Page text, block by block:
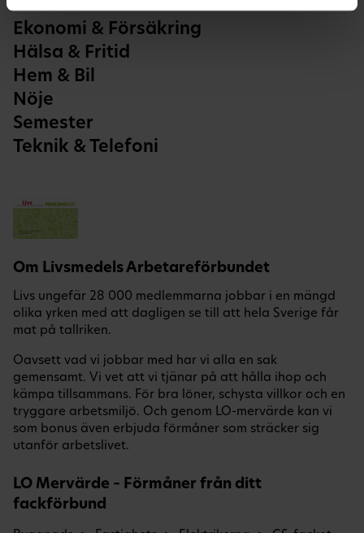
Ekonomi & Försäkring
Hälsa & Fritid
Hem & Bil
Nöje
Semester
Teknik & Telefoni
Om Livsmedels Arbetareförbundet
Livs ungefär 28 000 medlemmarna jobbar i en mängd
olika yrken med att dagligen se till att hela Sverige får
mat på tallriken.
Oavsett vad vi jobbar med har vi alla en sak
gemensamt. Vi vet att vi tjänar på att hålla ihop och
kämpa tillsammans. För bra löner, schysta villkor och en
tryggare arbetsmiljö. Och genom LO-mervärde kan vi
som bonus även erbjuda förmåner som sträcker sig
utanför arbetslivet.
LO Mervärde – Förmåner från ditt
fackförbund